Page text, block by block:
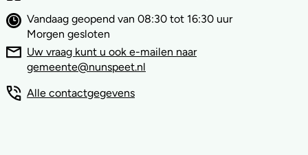
Vandaag geopend van 08:30 tot 16:30 uur
Morgen gesloten
Uw vraag kunt u ook e-mailen naar
gemeente@nunspeet.nl
Alle contactgegevens